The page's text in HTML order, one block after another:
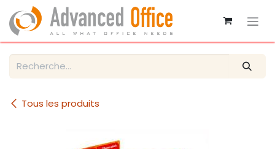
Se rendre au contenu
Tous les produits